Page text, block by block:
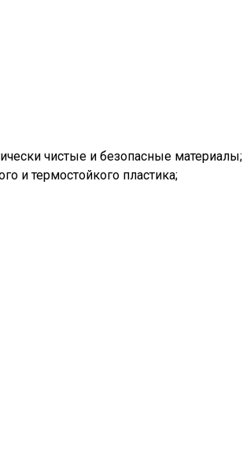
чистые и безопасные материалы;
и термостойкого пластика;